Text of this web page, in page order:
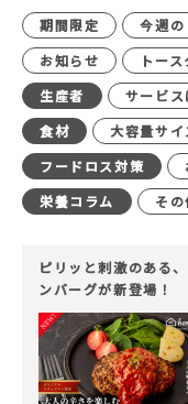
期間限定 今週の
お知らせ
トー
生産者
サービス
食材
大容量サイ
フードロス対策
栄養コラム
その
ピリッと刺激のある
ンバーグが新登場！